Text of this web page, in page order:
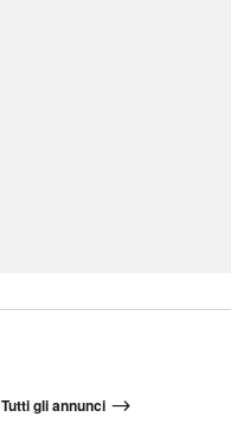
Tutti gli annunci